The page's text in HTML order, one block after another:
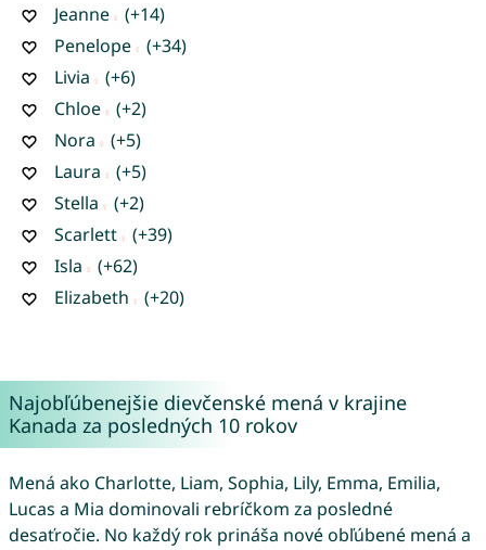
Jeanne
(+14)
Penelope
(+34)
Livia
(+6)
Chloe
(+2)
Nora
(+5)
Laura
(+5)
Stella
(+2)
Scarlett
(+39)
Isla
(+62)
Elizabeth
(+20)
Najobľúbenejšie dievčenské mená v krajine
Kanada za posledných 10 rokov
Mená ako Charlotte, Liam, Sophia, Lily, Emma, Emilia,
Lucas a Mia dominovali rebríčkom za posledné
desaťročie. No každý rok prináša nové obľúbené mená a